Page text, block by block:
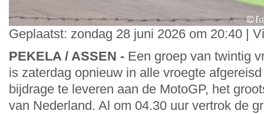
Geplaatst: zondag 28 juni 2026 om 20:40 |
PEKELA / ASSEN - Een groep van twintig
is zaterdag opnieuw in alle vroegte
bijdrage te leveren aan de MotoGP, het
van Nederland. Al om 04.30 uur vertrok de